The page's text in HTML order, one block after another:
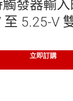
發器輸
至 5.25-V
立即訂購